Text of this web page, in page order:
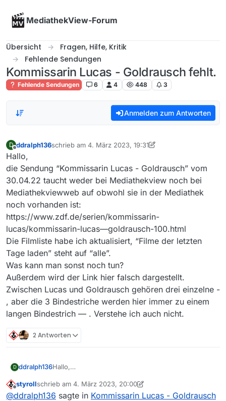
MediathekView-Forum
Übersicht
Fragen, Hilfe, Kritik
Fehlende Sendungen
Kommissarin Lucas - Goldrausch fehlt.
Fehlende Sendungen 6 4 448 3
Anmelden zum Antworten
D
Offline
ddralph136schrieb am 4. März 2023, 19:31
zuletzt editiert von ddralph1363. Apr. 2023, 20:40
Hallo,
die Sendung “Kommissarin Lucas - Goldrausch” vom
30.04.22 taucht weder bei Mediathekview noch bei
Mediathekviewweb auf obwohl sie in der Mediathek
noch vorhanden ist:
https://www.zdf.de/serien/kommissarin-
lucas/kommissarin-lucas—goldrausch-100.html
Die Filmliste habe ich aktualisiert, “Filme der letzten
Tage laden” steht auf “alle”.
Was kann man sonst noch tun?
Außerdem wird der Link hier falsch dargestellt.
Zwischen Lucas und Goldrausch gehören drei einzelne -
, aber die 3 Bindestriche werden hier immer zu einem
langen Bindestrich — . Verstehe ich auch nicht.
2 Antworten
D ddralph136Hallo,
vom 30.04.22 taucht weder bei Mediathekview
noch bei Mediathekviewweb auf obwohl sie in der
Offline
styrollschrieb am 4. März 2023, 20:00
zuletzt editiert von styroll 3. Mai 2023, 19:38
@ddralph136 sagte in Kommissarin Lucas - Goldrausch